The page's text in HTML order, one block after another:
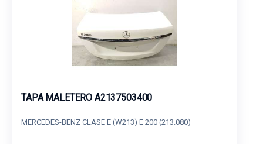
TAPA MALETERO A2137503400
MERCEDES-BENZ CLASE E (W213) E 200 (213.080)